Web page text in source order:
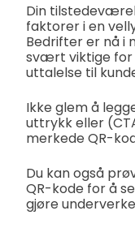
Din
faktorer i en
Bedrifter er nå i
svært viktige for
uttalelse til
Ikke glem å
uttrykk eller
merkede QR-
Du kan også
QR-kode for å
gjøre